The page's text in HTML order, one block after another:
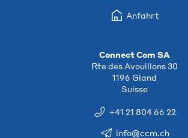
Anfahrt
Connect Com SA
Rte des Avouillons 30
1196 Gland
Suisse
+41 21 804 66 22
info@ccm.ch